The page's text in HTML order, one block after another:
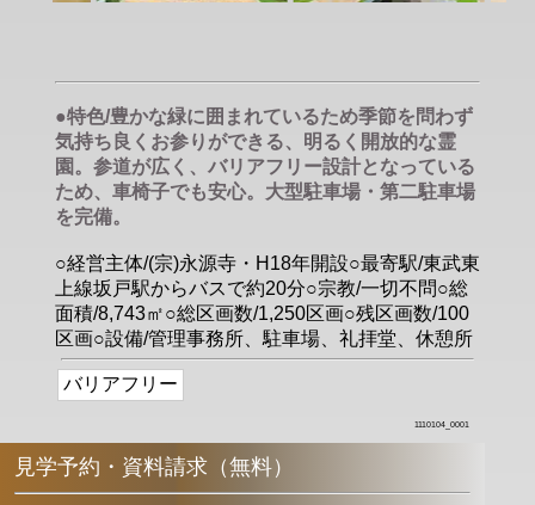
●特色/豊かな緑に囲まれているため季節を問わず
気持ち良くお参りができる、明るく開放的な霊
園。参道が広く、バリアフリー設計となっている
ため、車椅子でも安心。大型駐車場・第二駐車場
を完備。
○経営主体/(宗)永源寺・H18年開設○最寄駅/東武東
上線坂戸駅からバスで約20分○宗教/一切不問○総
面積/8,743㎡○総区画数/1,250区画○残区画数/100
区画○設備/管理事務所、駐車場、礼拝堂、休憩所
バリアフリー
1110104_0001
見学予約・資料請求（無料）